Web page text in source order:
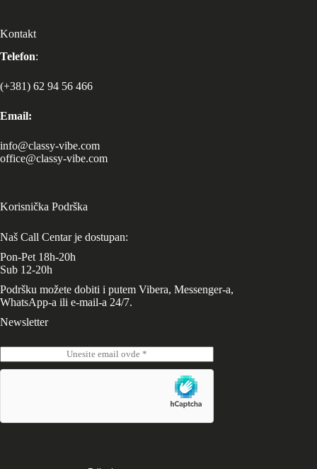
Kontakt
Telefon:
(+381) 62 94 56 466
Email:
info@classy-vibe.com
office@classy-vibe.com
Korisnička Podrška
Naš Call Centar je dostupan:
Pon-Pet 18h-20h
Sub 12-20h
Podršku možete dobiti i putem Vibera, Messenger-a,
WhatsApp-a ili e-mail-a 24/7.
Newsletter
m